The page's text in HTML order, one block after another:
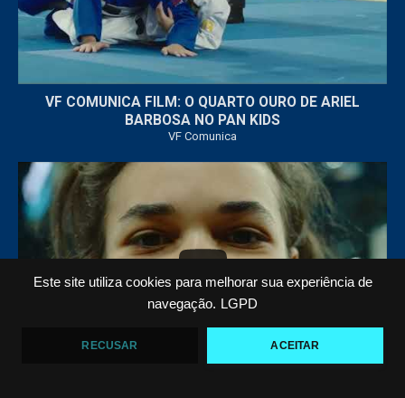
Este site utiliza cookies para melhorar sua experiência de
navegação. LGPD
RECUSAR ACEITAR
VF COMUNICA FILM: O QUARTO OURO DE ARIEL
BARBOSA NO PAN KIDS
VF Comunica
...
32